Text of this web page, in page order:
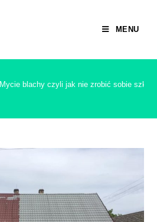
MENU
Mycie blachy czyli jak nie zrobić sobie